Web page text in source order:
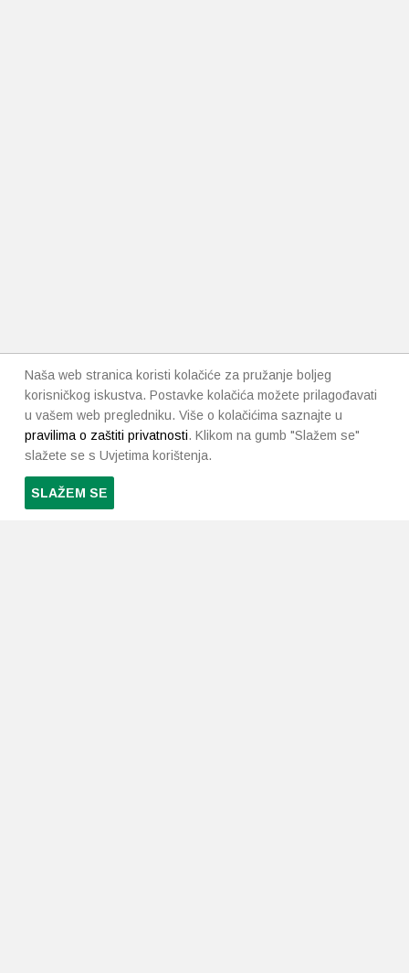
Naša web stranica koristi kolačiće za pružanje boljeg
korisničkog iskustva. Postavke kolačića možete prilagođavati
u vašem web pregledniku. Više o kolačićima saznajte u
pravilima o zaštiti privatnosti. Klikom na gumb "Slažem se"
slažete se s Uvjetima korištenja.
SLAŽEM SE